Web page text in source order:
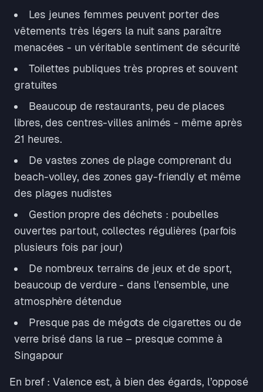
Les jeunes femmes peuvent porter des
vêtements très légers la nuit sans paraître
menacées - un véritable sentiment de sécurité
Toilettes publiques très propres et souvent
gratuites
Beaucoup de restaurants, peu de places
libres, des centres-villes animés - même après
21 heures.
De vastes zones de plage comprenant du
beach-volley, des zones gay-friendly et même
des plages nudistes
Gestion propre des déchets : poubelles
ouvertes partout, collectes régulières (parfois
plusieurs fois par jour)
De nombreux terrains de jeux et de sport,
beaucoup de verdure - dans l'ensemble, une
atmosphère détendue
Presque pas de mégots de cigarettes ou de
verre brisé dans la rue – presque comme à
Singapour
En bref : Valence est, à bien des égards, l’opposé